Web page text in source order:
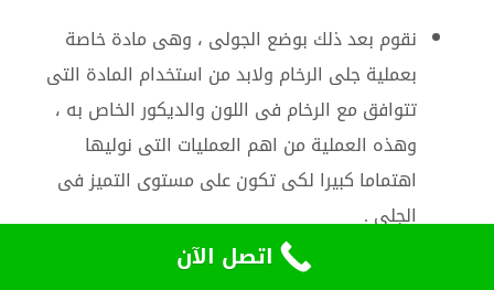
نقوم بعد ذلك بوضع الجولى ، وهى مادة خاصة
بعملية جلى الرخام ولابد من استخدام المادة التى
تتوافق مع الرخام فى اللون والديكور الخاص به ،
وهذه العملية من اهم العمليات التى نوليها
اهتماما كبيرا لكى تكون على مستوى التميز فى
الجلى .
بعد ذلك نستعمل آلات التشطيب النهائية التى
اتصل الآن